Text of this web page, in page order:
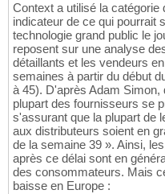
Context a utilisé la
indicateur de ce qui pourrait
technologie grand public le
reposent sur une analyse
détaillants et les vendeurs
semaines à partir du début
à 45). D'après Adam Simon,
plupart des fournisseurs se
s'assurant que la plupart de
aux distributeurs soient en
de la semaine 39 ». Ainsi,
après ce délai sont en
des consommateurs. Mais
baisse en Europe :